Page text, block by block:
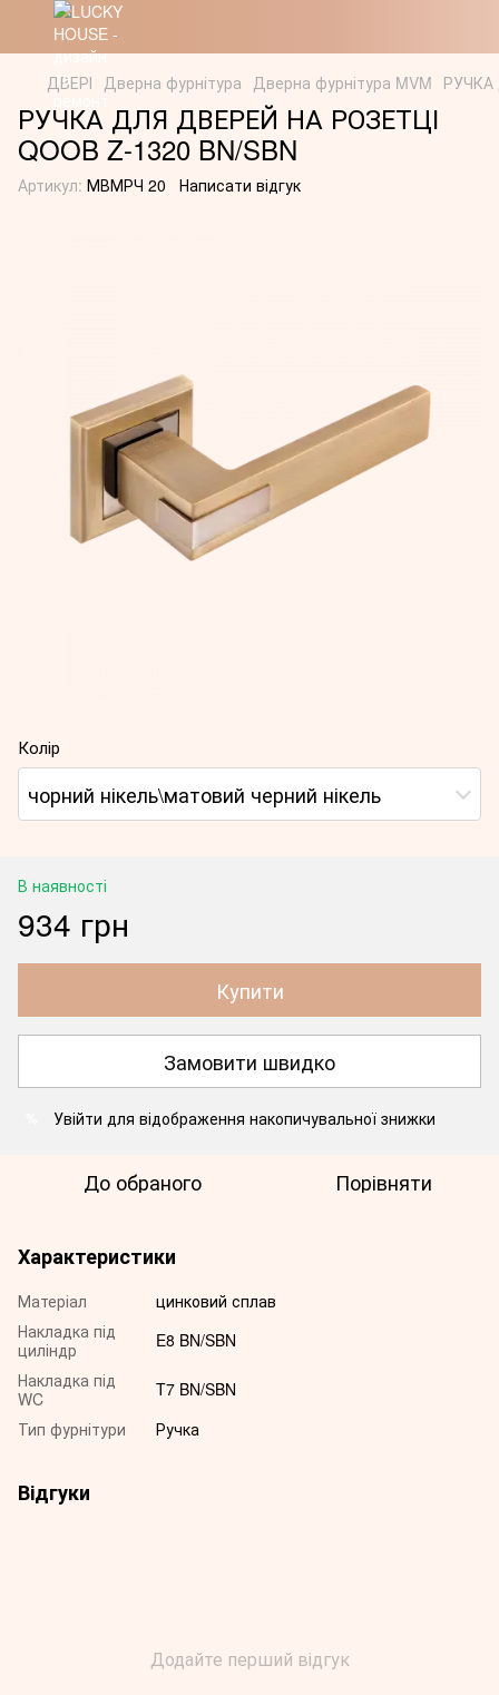
ДВЕРІ Дверна фурнітура Дверна фурнітура MVM РУЧКА
РУЧКА ДЛЯ ДВЕРЕЙ НА РОЗЕТЦІ
QOOB Z-1320 BN/SBN
Артикул: МВМРЧ 20 Написати відгук
Колір
чорний нікель\матовий черний нікель
В наявності
934 грн
Купити
Замовити швидко
Увійти для відображення накопичувальної знижки
До обраного Порівняти
Характеристики
Матеріал
цинковий сплав
Накладка під
циліндр
E8 BN/SBN
Накладка під
WC
T7 BN/SBN
Тип фурнітури
Ручка
Відгуки
Додайте перший відгук